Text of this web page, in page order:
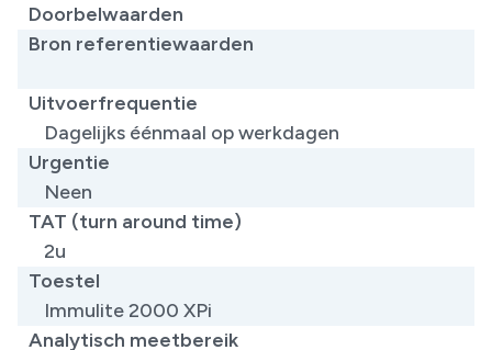
Doorbelwaarden
Bron referentiewaarden
Uitvoerfrequentie
Dagelijks éénmaal op werkdagen
Urgentie
Neen
TAT (turn around time)
2u
Toestel
Immulite 2000 XPi
Analytisch meetbereik